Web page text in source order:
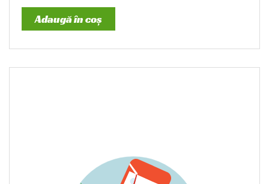
Adaugă în coș